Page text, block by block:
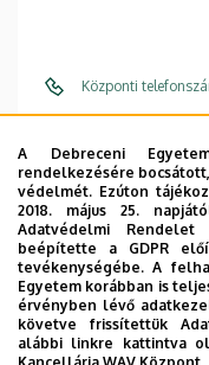
Központi
Cím
Épület
Emelet, ajtó
A Debreceni
rendelkezésére
védelmét. Ezúton
2018. május 25.
Adatvédelmi
beépítette a GDPR
tevékenységébe. A
Egyetem korábban is
érvényben lévő
követve frissítettük
alábbi linkre kattintva